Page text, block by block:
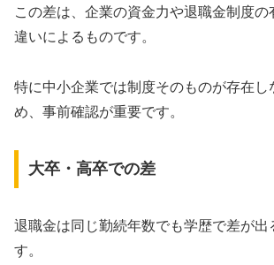
この差は、企業の資金力や退職金制度
違いによるものです。
特に中小企業では制度そのものが存在し
め、事前確認が重要です。
大卒・高卒での差
退職金は同じ勤続年数でも学歴で差が出
す。